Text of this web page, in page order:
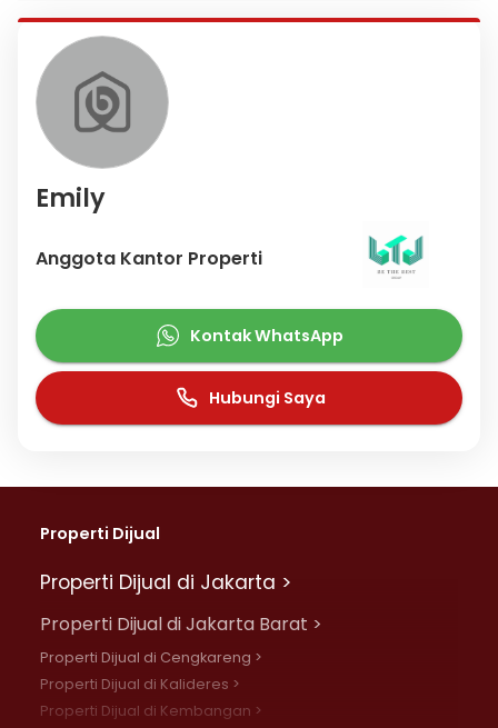
Emily
Anggota Kantor Properti
Kontak WhatsApp
Hubungi Saya
Properti Dijual
Properti Dijual di Jakarta >
Properti Dijual di Jakarta Barat >
Properti Dijual di Cengkareng >
Properti Dijual di Kalideres >
Properti Dijual di Kembangan >